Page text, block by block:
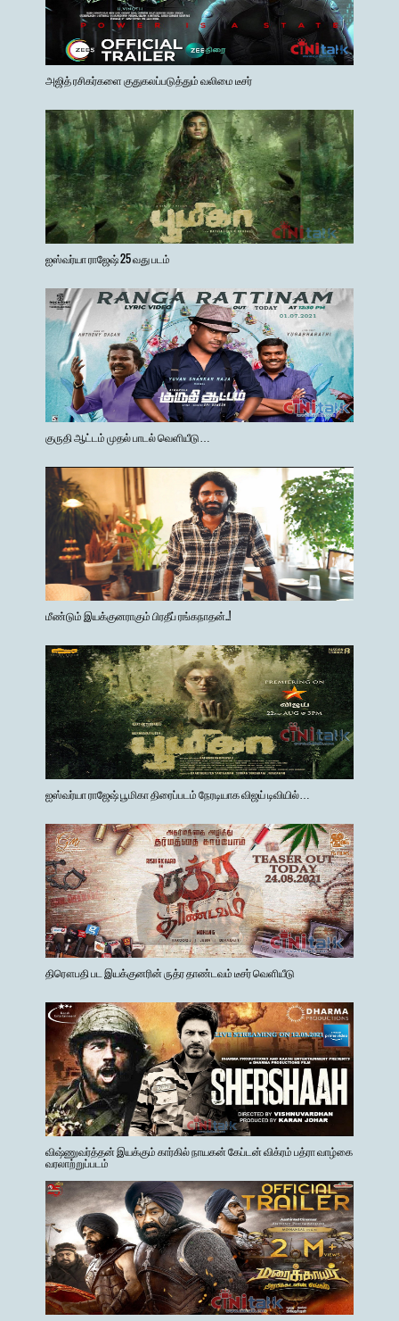
அஜித் ரசிகர்களை குதுகலப்படுத்தும் வலிமை டீசர்
ஐஸ்வர்யா ராஜேஷ் 25 வது படம்
குருதி ஆட்டம் முதல் பாடல் வெளியீடு…
மீண்டும் இயக்குனராகும் பிரதீப் ரங்கநாதன்..!
ஐஸ்வர்யா ராஜேஷ் பூமிகா திரைப்படம் நேரடியாக விஜய் டிவியில்…
திரௌபதி பட இயக்குனரின் ருத்ர தாண்டவம் டீசர் வெளியீடு
விஷ்ணுவர்த்தன் இயக்கும் கார்கில் நாயகன் கேப்டன் விக்ரம் பத்ரா வாழ்கை
வரலாற்றுப்படம்